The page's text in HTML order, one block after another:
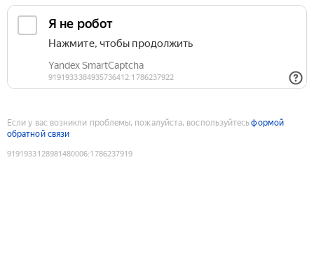
Если у вас возникли проблемы, пожалуйста, воспользуйтесьформой
обратной связи
9191933128981480006:1786237919